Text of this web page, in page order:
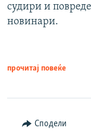
судири и
новинари.
прочитај повеќе
Сподели